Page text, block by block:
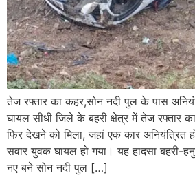
तेज रफ्तार का कहर,सोन नदी पुल के पास
घायल सीधी जिले के बहरी क्षेत्र में तेज रफ्तार
फिर देखने को मिला, जहां एक कार
सवार युवक घायल हो गया। यह हादसा बहरी-
नए बने सोन नदी पुल […]